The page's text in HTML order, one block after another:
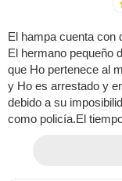
El hampa cuenta con
El hermano pequeño
que Ho pertenece al
y Ho es arrestado y
debido a su
como policía.El